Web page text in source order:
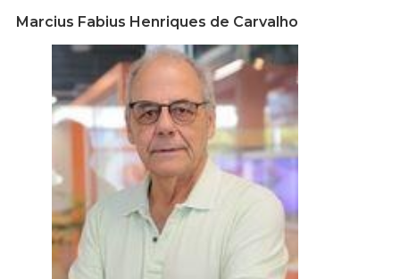
Marcius Fabius Henriques de Carvalho